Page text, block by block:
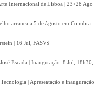
Internacional de Lisboa | 23>28 Ago
arranca a 5 de Agosto em Coimbra
| 16 Jul, FASVS
José Escada | Inauguração: 8 Jul,
| Apresentação e